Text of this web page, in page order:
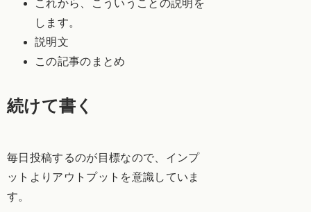
これから、こういうことの説明を
します。
説明文
この記事のまとめ
続けて書く
毎日投稿するのが目標なので、インプ
ットよりアウトプットを意識していま
す。